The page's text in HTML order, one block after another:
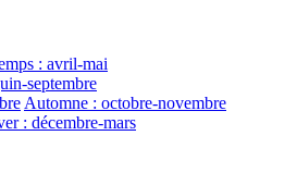
: avril-mai
septembre
Automne : octobre-novembre
: décembre-mars